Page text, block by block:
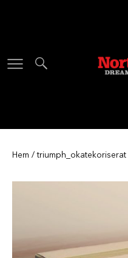
Hem /triumph_okatekoriserat